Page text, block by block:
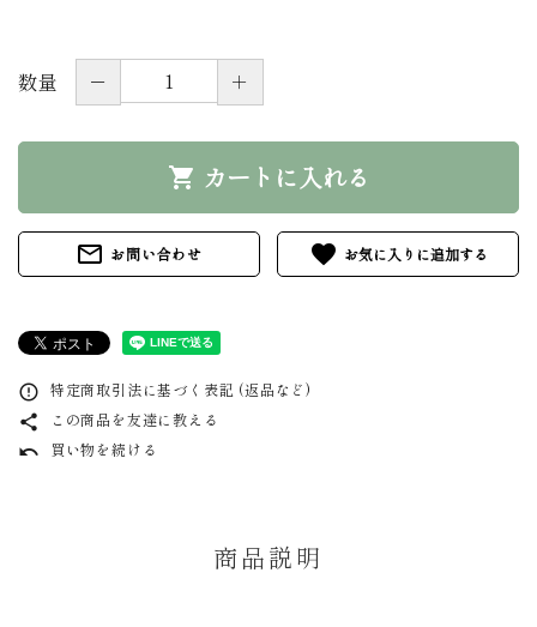
数量 － ＋
shopping_cart カートに入れる
mail_outline お問い合わせ favorite
error_outline 特定商取引法に基づく表記 (返品など)
share この商品を友達に教える
undo 買い物を続ける
商品説明